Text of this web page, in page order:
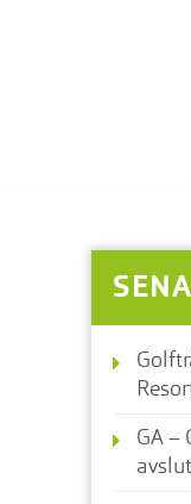
GA –